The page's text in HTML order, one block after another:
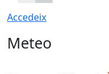
Accedeix
Meteo